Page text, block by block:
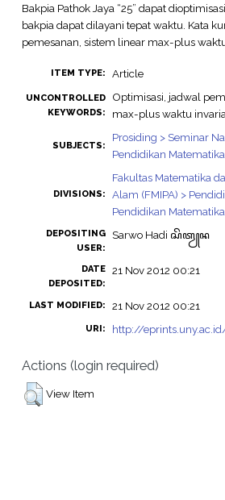
Bakpia Pathok Jaya “25” dapat
bakpia dapat dilayani tepat waktu. Kata
pemesanan, sistem linear max-plus
ITEM TYPE: Article
UNCONTROLLED
KEYWORDS:
Optimisasi, jadwal
max-plus waktu
SUBJECTS:
Prosiding > Seminar
Pendidikan
DIVISIONS:
Fakultas Matematika
Alam (FMIPA) >
Pendidikan Matematika
DEPOSITING
USER:
Sarwo Hadi ꦱꦼꦠꦾꦤ
DATE
DEPOSITED:
21 Nov 2012 00:21
LAST MODIFIED: 21 Nov 2012 00:21
URI: http://
Actions (login required)
View Item